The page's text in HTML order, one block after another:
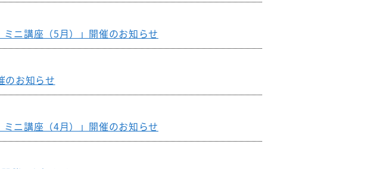
ニ講座（5月）」開催のお知らせ
のお知らせ
ニ講座（4月）」開催のお知らせ